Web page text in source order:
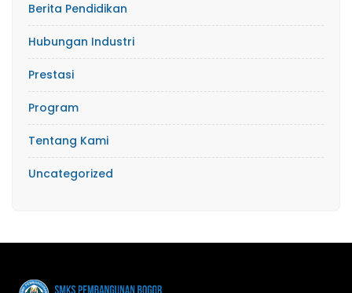
Berita Pendidikan
Hubungan Industri
Prestasi
Program
Tentang Kami
Uncategorized